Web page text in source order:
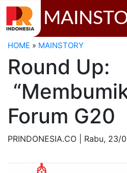
HOME » MAINSTORY
Round Up:
Forum G20
PRINDONESIA.CO | Rabu, 23/